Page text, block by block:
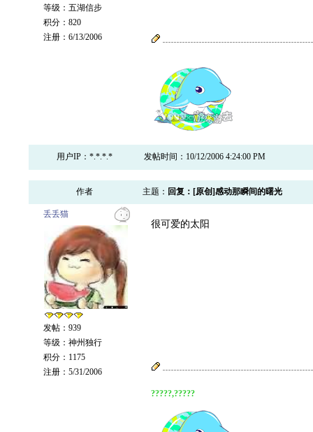
等级：五湖信步
积分：820
注册：6/13/2006
用户IP：*.*.*.* 发帖时间：10/12/2006 4:24:00 PM
作者 主题： 回复：[原创]感动那瞬间的曙光
丢丢猫
发帖：939
等级：神州独行
积分：1175
注册：5/31/2006
很可爱的太阳
?????,?????